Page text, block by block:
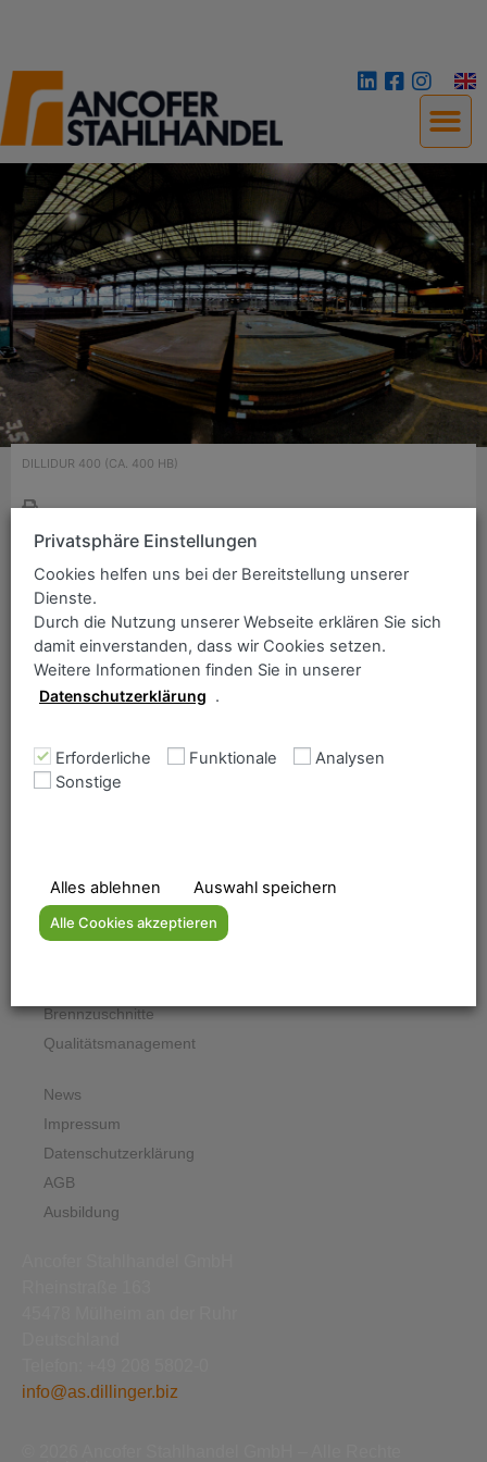
ANCOFER Suche
DILLIDUR 400 (CA. 400 HB)
Sortiment / Güte
DILLIDUR 400 (ca. 400 HB)
gem. DH-Werkstoffblatt 1.8715 (Ausgabe Oktober 2023)
Home
Downloadbereich
Kontakt
Brennzuschnitte
Qualitätsmanagement
News
Impressum
Datenschutzerklärung
AGB
Ausbildung
info@as.dillinger.biz
Privatsphäre Einstellungen
Cookies helfen uns bei der Bereitstellung unserer
Dienste.
Durch die Nutzung unserer Webseite erklären Sie sich
damit einverstanden, dass wir Cookies setzen.
Weitere Informationen finden Sie in unserer
Datenschutzerklärung .
Erforderliche Funktionale
Analysen
Sonstige
Alles ablehnen Auswahl speichern
Alle Cookies akzeptieren